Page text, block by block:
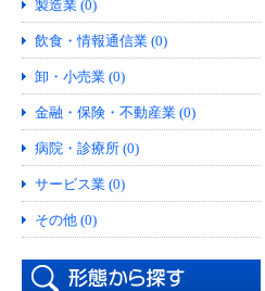
製造業 (0)
飲食・情報通信業 (0)
卸・小売業 (0)
金融・保険・不動産業 (0)
病院・診療所 (0)
サービス業 (0)
その他 (0)